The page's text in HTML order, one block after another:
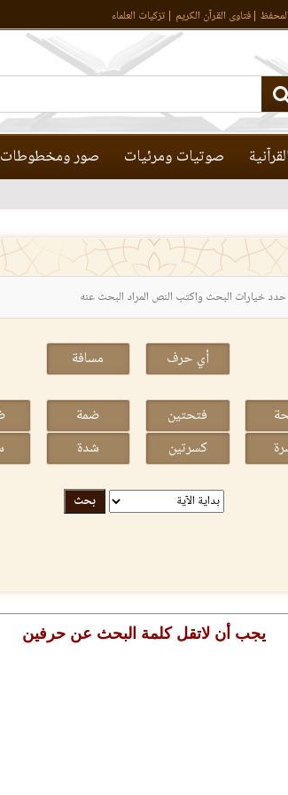
فتاوى القرآن الكريم تزكيات العلماء
صوتيات ومرئيات صور ومخطوطات
يجب أن لاتقل كلمة البحث عن حرفين